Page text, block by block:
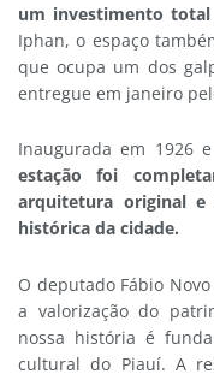
um investimento total
Iphan, o espaço
que ocupa um dos
entregue em janeiro
Inaugurada em 1926
estação foi
arquitetura original
histórica da cidade.
O deputado Fábio
a valorização do
nossa história é
cultural do Piauí. A